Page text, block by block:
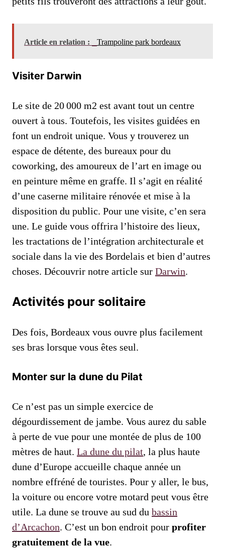
Article en relation : Trampoline park bordeaux
Visiter Darwin
Le site de 20 000 m2 est avant tout un centre
ouvert à tous. Toutefois, les visites guidées en
font un endroit unique. Vous y trouverez un
espace de détente, des bureaux pour du
coworking, des amoureux de l’art en image ou
en peinture même en graffe. Il s’agit en réalité
d’une caserne militaire rénovée et mise à la
disposition du public. Pour une visite, c’en sera
une. Le guide vous offrira l’histoire des lieux,
les tractations de l’intégration architecturale et
sociale dans la vie des Bordelais et bien d’autres
choses. Découvrir notre article sur Darwin.
Activités pour solitaire
Des fois, Bordeaux vous ouvre plus facilement
ses bras lorsque vous êtes seul.
Monter sur la dune du Pilat
Ce n’est pas un simple exercice de
dégourdissement de jambe. Vous aurez du sable
à perte de vue pour une montée de plus de 100
mètres de haut. La dune du pilat, la plus haute
dune d’Europe accueille chaque année un
nombre effréné de touristes. Pour y aller, le bus,
la voiture ou encore votre motard peut vous être
utile. La dune se trouve au sud du bassin
d’Arcachon. C’est un bon endroit pour profiter
gratuitement de la vue.